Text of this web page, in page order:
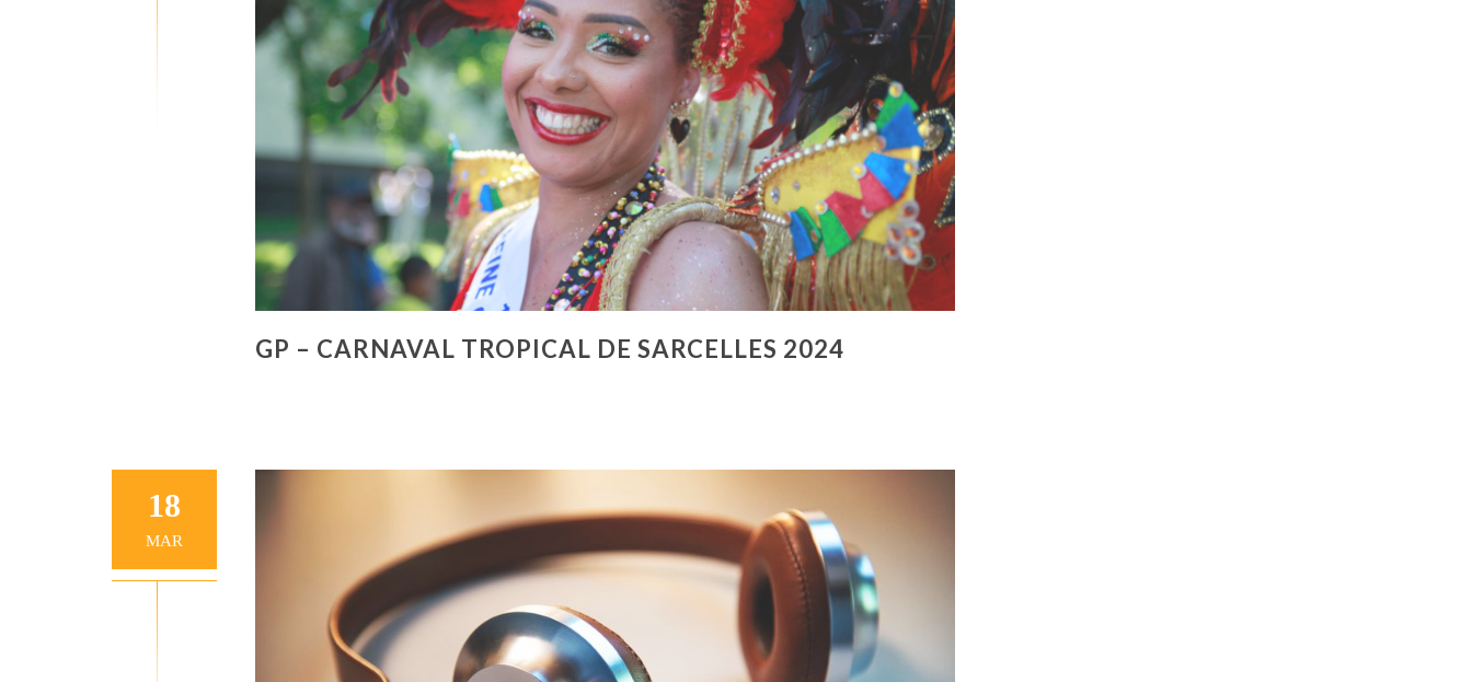
GP – CARNAVAL TROPICAL DE SARCELLES 2024
18
MAR